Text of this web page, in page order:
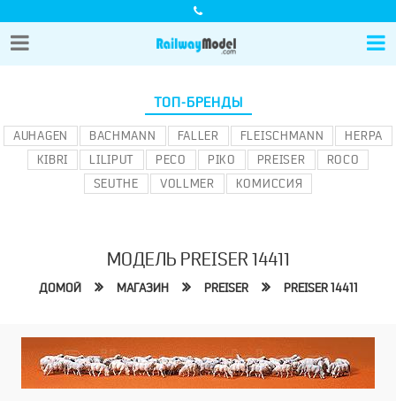
ТОП-БРЕНДЫ
AUHAGEN BACHMANN FALLER FLEISCHMANN
HERPA
KIBRI
LILIPUT PECO PIKO PREISER
ROCO
SEUTHE
VOLLMER КОМИССИЯ
МОДЕЛЬ PREISER 14411
ДОМОЙ МАГАЗИН PREISER PREISER 14411